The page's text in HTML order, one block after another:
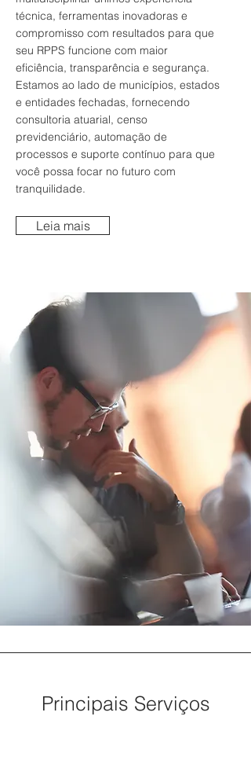
técnica, ferramentas inovadoras e
compromisso com resultados para que
seu RPPS funcione com maior
eficiência, transparência e segurança.
Estamos ao lado de municípios, estados
e entidades fechadas, fornecendo
consultoria atuarial, censo
previdenciário, automação de
processos e suporte contínuo para que
você possa focar no futuro com
tranquilidade.
Leia mais
Principais Serviços